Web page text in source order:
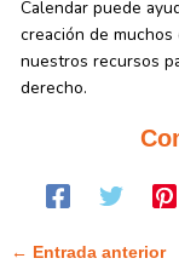
Calendar puede
creación de
nuestros recursos
derecho.
← Entrada anterior